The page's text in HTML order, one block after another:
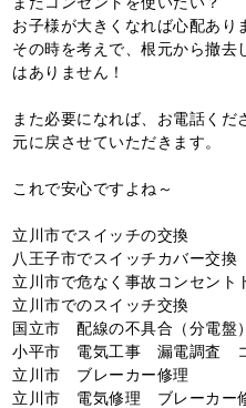
お子様が大きくなれば心配あり
その時を考えで、根元から撤去
はありません！
また必要になれば、お電話くだ
元に戻させていただきます。
これで安心ですよね～
立川市でスイッチの交換
八王子市でスイッチカバー交換
立川市で危なく事故コンセント
立川市でのスイッチ交換
国立市 配線の不具合（分電盤）
小平市 電気工事 漏電調査
立川市 ブレーカー修理
立川市 電気修理 ブレーカー